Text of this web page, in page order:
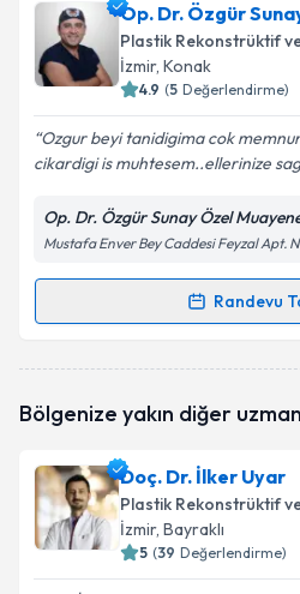
Op. Dr. Özgür
Plastik Rekonstrüktif
İzmir, Konak
4.9 (5 Değerlendirme)
Ozgur beyi tanidigima cok
cikardigi is muhtesem..ellerinize
Op. Dr. Özgür Sunay Özel
Mustafa Enver Bey Caddesi Feyzal Apt.
Randevu
Randevu Takvimi
oluşturun. Size bu uzmandan
E-posta Adresiniz
Bölgenize yakın diğer
Doç. Dr. İlker Uyar
Plastik Rekonstrüktif
İzmir, Bayraklı
5 (39 Değerlendirme)